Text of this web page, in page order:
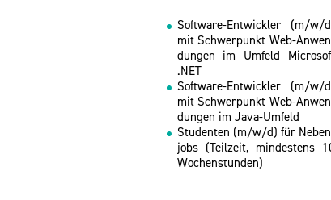
Soft­ware-Ent­wick­ler (m/w/
mit Schwer­punkt Web-
dun­gen im Um­feld
.NET
Soft­ware-Ent­wick­ler (m/w/
mit Schwer­punkt Web-
dun­gen im Java-Um­feld
Stu­den­ten (m/w/d) für
jobs (Teil­zeit, min­des­tens
Wo­chen­stun­den)